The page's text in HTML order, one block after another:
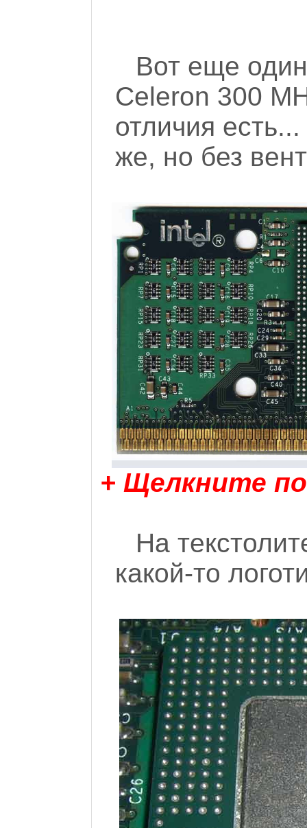
Вот еще
Celeron 300
отличия
же, но без
+ Щелкните
На
какой-то